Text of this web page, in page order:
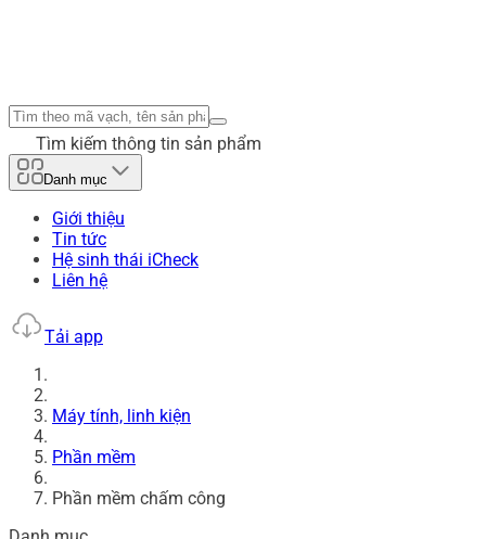
Tìm kiếm thông tin sản phẩm
Danh mục
Giới thiệu
Tin tức
Hệ sinh thái iCheck
Liên hệ
Tải app
Máy tính, linh kiện
Phần mềm
Phần mềm chấm công